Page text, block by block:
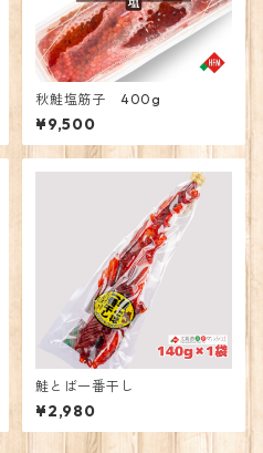
秋鮭塩筋子 400g
¥9,500
鮭とば一番干し
¥2,980